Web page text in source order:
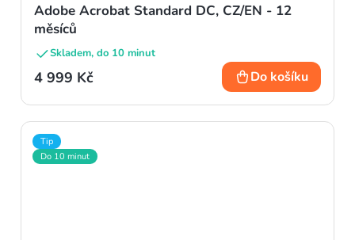
Adobe Acrobat Standard DC, CZ/EN - 12
měsíců
Skladem, do 10 minut
4 999 Kč Do košíku
Tip
Do 10 minut